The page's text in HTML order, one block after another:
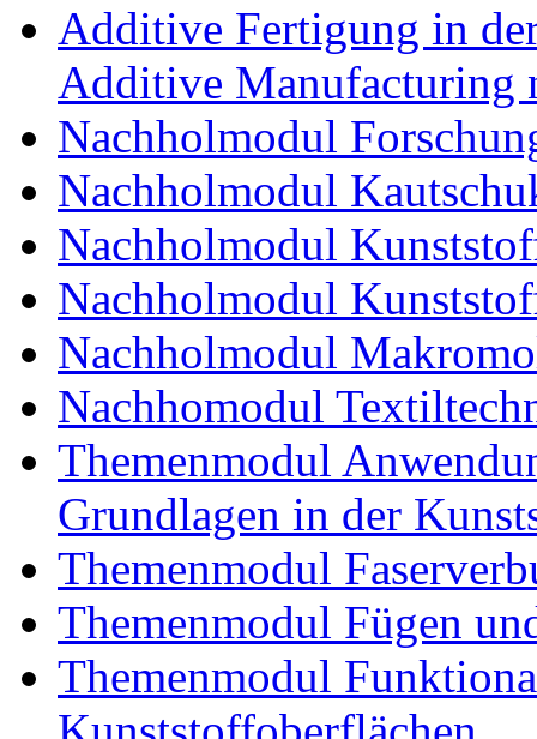
Additive Fertigung in
Additive Manufacturing
Nachholmodul
Nachholmodul
Nachholmodul
Nachholmodul
Nachholmodul
Nachhomodul
Themenmodul
Grundlagen in der
Themenmodul
Themenmodul Fügen
Themenmodul